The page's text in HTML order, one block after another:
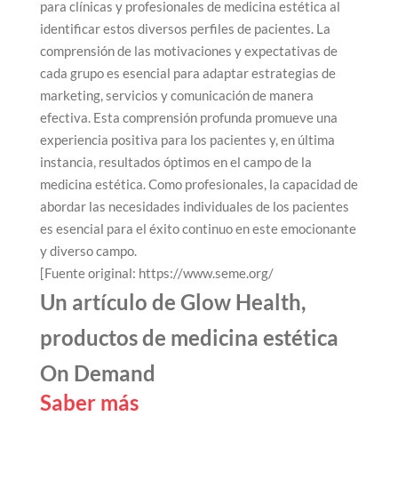
para clínicas y profesionales de medicina estética al
identificar estos diversos perfiles de pacientes. La
comprensión de las motivaciones y expectativas de
cada grupo es esencial para adaptar estrategias de
marketing, servicios y comunicación de manera
efectiva. Esta comprensión profunda promueve una
experiencia positiva para los pacientes y, en última
instancia, resultados óptimos en el campo de la
medicina estética. Como profesionales, la capacidad de
abordar las necesidades individuales de los pacientes
es esencial para el éxito continuo en este emocionante
y diverso campo.
[Fuente original: https://www.seme.org/
Un artículo de Glow Health,
productos de medicina estética
On Demand
Saber más